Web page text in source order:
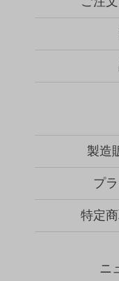
製造
プ
特定
ニ